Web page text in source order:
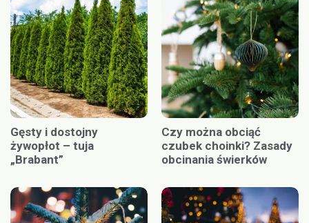
Gęsty i dostojny
żywopłot – tuja
„Brabant”
Czy można obciąć
czubek choinki? Zasady
obcinania świerków